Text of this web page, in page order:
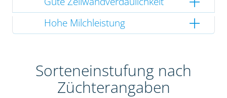
Hohe Milchleistung
Sorteneinstufung nach
Züchterangaben